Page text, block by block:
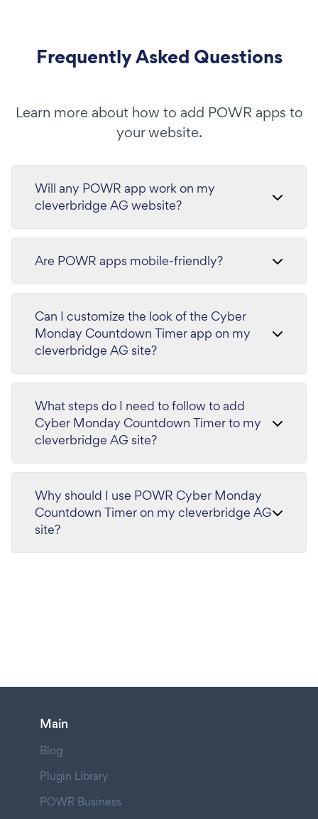
Frequently Asked Questions
Learn more about how to add POWR apps to
your website.
Will any POWR app work on my
cleverbridge AG website?
Are POWR apps mobile-friendly?
Can I customize the look of the Cyber
Monday Countdown Timer app on my
cleverbridge AG site?
What steps do I need to follow to add
Cyber Monday Countdown Timer to my
cleverbridge AG site?
Why should I use POWR Cyber Monday
Countdown Timer on my cleverbridge AG
site?
Main
Blog
Plugin Library
POWR Business